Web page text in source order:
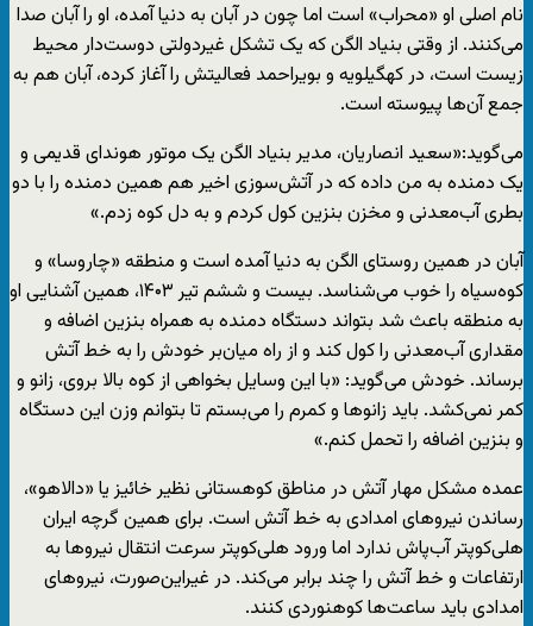
نام اصلی‌ او «محراب» است اما چون در آبان به دنیا آمده، او را آبان صدا
می‌کنند. از وقتی بنیاد الگن که یک تشکل غیردولتی دوست‌دار محیط
زیست است، در کهگیلویه و بویراحمد فعالیتش را آغاز کرده، آبان هم به
جمع آن‌ها پیوسته است.
می‌گوید:«سعید انصاریان، مدیر بنیاد الگن یک موتور هوندای قدیمی و
یک دمنده به من داده که در آتش‌سوزی اخیر هم همین دمنده را با دو
بطری آب‌معدنی و مخزن بنزین کول کردم و به دل کوه زدم.»
آبان در همین روستای الگن به دنیا آمده است و منطقه «چاروسا» و
کوه‌سیاه را خوب می‌شناسد. بیست و ششم تیر ۱۴۰۳، همین آشنایی‌ او
به منطقه باعث شد بتواند دستگاه دمنده به همراه بنزین اضافه و
مقداری آب‌معدنی را کول کند و از راه میان‌بر خودش را به خط آتش‌
برساند. خودش می‌گوید: «با این وسایل بخواهی از کوه بالا بروی، زانو و
کمر نمی‌کشد. باید زانوها و کمرم را می‌بستم تا بتوانم وزن این دستگاه
و بنزین اضافه را تحمل کنم.»
عمده مشکل مهار آتش در مناطق کوهستانی نظیر خائیز یا «دالاهو»،
رساندن نیروهای امدادی به خط آتش است. برای همین گرچه ایران
هلی‌کوپتر آب‌پاش ندارد اما ورود هلی‌کوپتر سرعت انتقال نیروها به
ارتفاعات و خط آتش‌ را چند برابر می‌کند. در غیراین‌صورت، نیروهای
امدادی باید ساعت‌ها کوهنوردی کنند.